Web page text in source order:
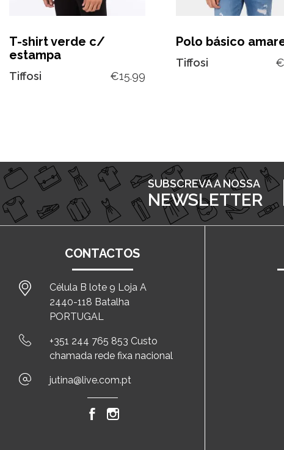
T-shirt verde c/
estampa
Tiffosi €15.99
Polo básico
Tiffosi
SUBSCREVA A NOSSA
NEWSLETTER
CONTACTOS
Célula B lote 9 Loja A
2440-118 Batalha
PORTUGAL
+351 244 765 853 Custo
chamada rede fixa nacional
jutina@live.com.pt